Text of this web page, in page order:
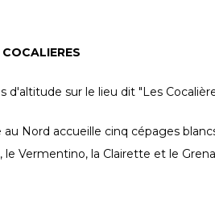
d'altitude sur le lieu dit "Les
Nord accueille cinq cépages
le Vermentino, la Clairette et le